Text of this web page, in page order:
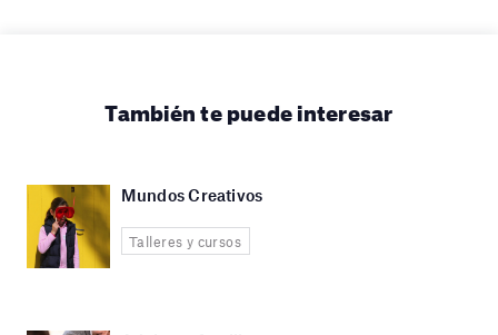
También te puede interesar
Mundos Creativos
Talleres y cursos